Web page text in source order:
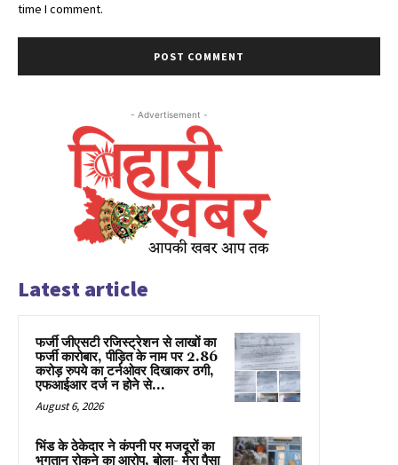
time I comment.
- Advertisement -
Latest article
फर्जी जीएसटी रजिस्ट्रेशन से लाखों का
फर्जी कारोबार, पीड़ित के नाम पर 2.86
करोड़ रुपये का टर्नओवर दिखाकर ठगी,
एफआईआर दर्ज न होने से...
August 6, 2026
भिंड के ठेकेदार ने कंपनी पर मजदूरों का
भुगतान रोकने का आरोप, बोला- मेरा पैसा